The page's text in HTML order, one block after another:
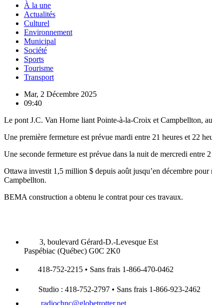
À la une
Actualités
Culturel
Environnement
Municipal
Société
Sports
Tourisme
Transport
Mar, 2 Décembre 2025
09:40
Le pont J.C. Van Horne liant Pointe-à-la-Croix et Campbellton,
Une première fermeture est prévue mardi entre 21 heures et 22
Une seconde fermeture est prévue dans la nuit de mercredi entre
Ottawa investit 1,5 million $ depuis août jusqu’en décembre
Campbellton.
BEMA construction a obtenu le contrat pour ces travaux.
3, boulevard Gérard-D.-Levesque Est
Paspébiac (Québec) G0C 2K0
418-752-2215 • Sans frais 1-866-470-0462
Studio : 418-752-2797 • Sans frais 1-866-923-2462
radiochnc@globetrotter.net